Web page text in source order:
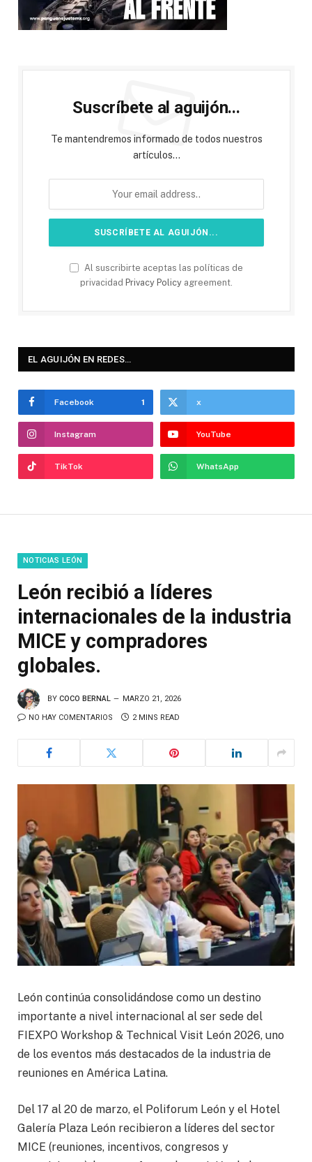
Suscríbete al aguijón...
Te mantendremos informado de todos nuestros
artículos...
Al suscribirte aceptas las políticas de
privacidad Privacy Policy agreement.
EL AGUIJÓN EN REDES…
Facebook 1 x
Instagram YouTube
TikTok WhatsApp
NOTICIAS LEÓN
León recibió a líderes
internacionales de la industria
MICE y compradores
globales.
BY COCO BERNAL MARZO 21, 2026
NO HAY COMENTARIOS 2 MINS READ
León continúa consolidándose como un destino
importante a nivel internacional al ser sede del
FIEXPO Workshop & Technical Visit León 2026, uno
de los eventos más destacados de la industria de
reuniones en América Latina.
Del 17 al 20 de marzo, el Poliforum León y el Hotel
Galería Plaza León recibieron a líderes del sector
MICE (reuniones, incentivos, congresos y